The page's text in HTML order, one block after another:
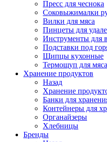
Пресс для чеснока
Соковыжималки
Вилки для мяса
Пинцеты для
Инструменты для
Подставки под
Щипцы кухонные
Термощуп для
Хранение продуктов
Назад
Хранение
Банки для
Контейнеры для
Органайзеры
Хлебницы
Бренды